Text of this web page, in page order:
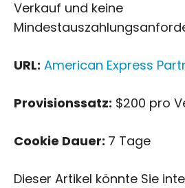
Verkauf und keine
URL: American Express
Provisionssatz: $200 pro
Cookie Dauer: 7 Tage
Dieser Artikel könnte Sie